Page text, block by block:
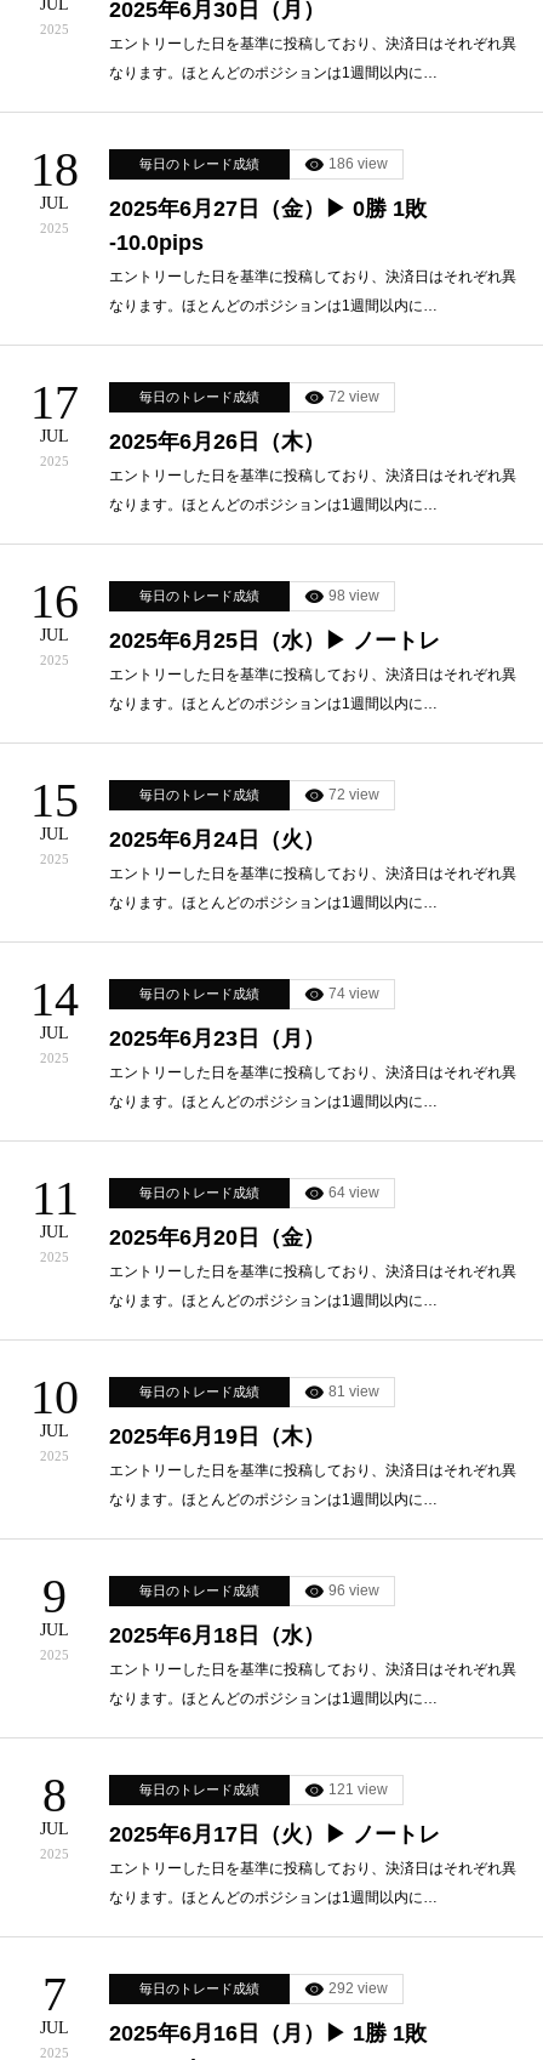
JUL
2025
2025年6月30日（月）
エントリーした日を基準に投稿しており、決済日はそれぞれ異
なります。ほとんどのポジションは1週間以内に…
18
JUL
2025
毎日のトレード成績 186 view
2025年6月27日（金）▶ 0勝 1敗
-10.0pips
エントリーした日を基準に投稿しており、決済日はそれぞれ異
なります。ほとんどのポジションは1週間以内に…
17
JUL
2025
毎日のトレード成績 72 view
2025年6月26日（木）
エントリーした日を基準に投稿しており、決済日はそれぞれ異
なります。ほとんどのポジションは1週間以内に…
16
JUL
2025
毎日のトレード成績 98 view
2025年6月25日（水）▶ ノートレ
エントリーした日を基準に投稿しており、決済日はそれぞれ異
なります。ほとんどのポジションは1週間以内に…
15
JUL
2025
毎日のトレード成績 72 view
2025年6月24日（火）
エントリーした日を基準に投稿しており、決済日はそれぞれ異
なります。ほとんどのポジションは1週間以内に…
14
JUL
2025
毎日のトレード成績 74 view
2025年6月23日（月）
エントリーした日を基準に投稿しており、決済日はそれぞれ異
なります。ほとんどのポジションは1週間以内に…
11
JUL
2025
毎日のトレード成績 64 view
2025年6月20日（金）
エントリーした日を基準に投稿しており、決済日はそれぞれ異
なります。ほとんどのポジションは1週間以内に…
10
JUL
2025
毎日のトレード成績 81 view
2025年6月19日（木）
エントリーした日を基準に投稿しており、決済日はそれぞれ異
なります。ほとんどのポジションは1週間以内に…
9
JUL
2025
毎日のトレード成績 96 view
2025年6月18日（水）
エントリーした日を基準に投稿しており、決済日はそれぞれ異
なります。ほとんどのポジションは1週間以内に…
8
JUL
2025
毎日のトレード成績 121 view
2025年6月17日（火）▶ ノートレ
エントリーした日を基準に投稿しており、決済日はそれぞれ異
なります。ほとんどのポジションは1週間以内に…
7
JUL
2025
毎日のトレード成績 292 view
2025年6月16日（月）▶ 1勝 1敗